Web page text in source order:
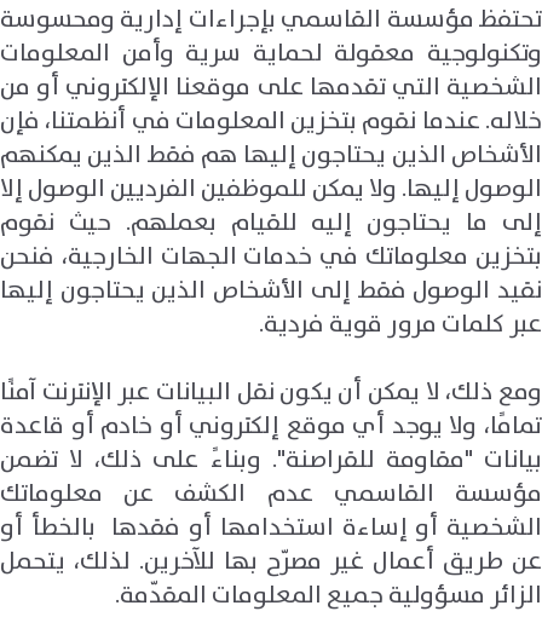
تحتفظ مؤسسة القاسمي بإجراءات إدارية ومحسوسة
وتكنولوجية معقولة لحماية سرية وأمن المعلومات
الشخصية التي تقدمها على موقعنا الإلكتروني أو من
خلاله. عندما نقوم بتخزين المعلومات في أنظمتنا، فإن
الأشخاص الذين يحتاجون إليها هم فقط الذين يمكنهم
الوصول إليها. ولا يمكن للموظفين الفرديين الوصول إلا
إلى ما يحتاجون إليه للقيام بعملهم. حيث نقوم
بتخزين معلوماتك في خدمات الجهات الخارجية، فنحن
نقيد الوصول فقط إلى الأشخاص الذين يحتاجون إليها
عبر كلمات مرور قوية فردية.
ومع ذلك، لا يمكن أن يكون نقل البيانات عبر الإنترنت آمنًا
تمامًا، ولا يوجد أي موقع إلكتروني أو خادم أو قاعدة
بيانات "مقاومة للقراصنة". وبناءً على ذلك، لا تضمن
مؤسسة القاسمي عدم الكشف عن معلوماتك
الشخصية أو إساءة استخدامها أو فقدها بالخطأ أو
عن طريق أعمال غير مصرّح بها للآخرين. لذلك، يتحمل
الزائر مسؤولية جميع المعلومات المقدّمة.